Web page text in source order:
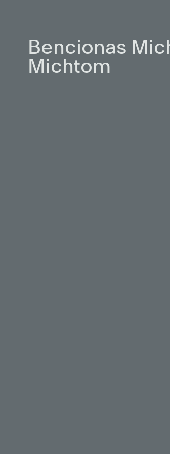
Bencionas
Michtom